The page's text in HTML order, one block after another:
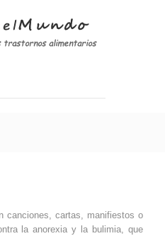
canciones, cartas, manifiestos o
la anorexia y la bulimia, que